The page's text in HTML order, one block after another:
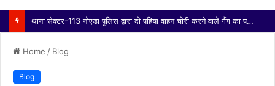
थाना सेक्टर-113 नोएडा पुलिस द्वारा दो पहिया वाहन चोरी करने वाले गैंग का पर्दाफाश करते हुए 03 अभियुक्त गिरफ्तार, कब्जे/निशादेही से चोरी की 14 मोटरसाइकिल, घटना में प्रयुक्त 01 मोटरसाइकिल व 01 अवैध चाकू बरामद
Home / Blog
Blog